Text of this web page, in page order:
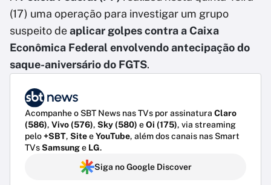
(17) uma operação para investigar um grupo
suspeito deaplicar golpes contra a Caixa
Econômica Federal envolvendo antecipação do
saque-aniversário do FGTS.
Acompanhe o SBT News nas TVs por assinatura Claro
(586), Vivo (576), Sky (580) eOi (175), via streaming
pelo+SBT, SiteeYouTube, além dos canais nas Smart
TVsSamsunge LG.
Siga no Google Discover